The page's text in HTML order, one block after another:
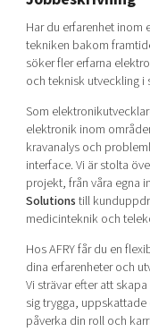
Global talent
Visual
Shaping cities
Bright East
East Sweden
Reversed
Current offers
Tech startups
Upscaling
Startup &
Offers to boost
Funding
Our story, mission
Our community of
Projects
Publications
Project toolbox
Our clusters
Reach out to us
Locations
40 years
Today's lunch in
Har du erfarenhet
tekniken bakom
söker fler erfarna
och teknisk utveckling i
Som
elektronik inom
kravanalys och
interface. Vi är stolta
projekt, från våra egna
Solutionstill
medicinteknik och
Hos AFRY får du en
dina erfarenheter och
Vi strävar efter att
sig trygga,
påverka din roll och